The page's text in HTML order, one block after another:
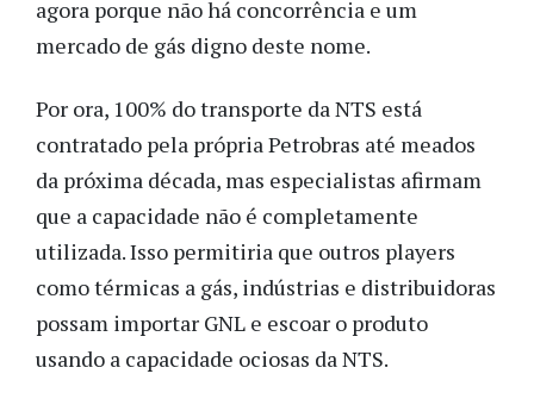
agora porque não há concorrência e um
mercado de gás digno deste nome.
Por ora, 100% do transporte da NTS está
contratado pela própria Petrobras até meados
da próxima década, mas especialistas afirmam
que a capacidade não é completamente
utilizada. Isso permitiria que outros players
como térmicas a gás, indústrias e distribuidoras
possam importar GNL e escoar o produto
usando a capacidade ociosas da NTS.